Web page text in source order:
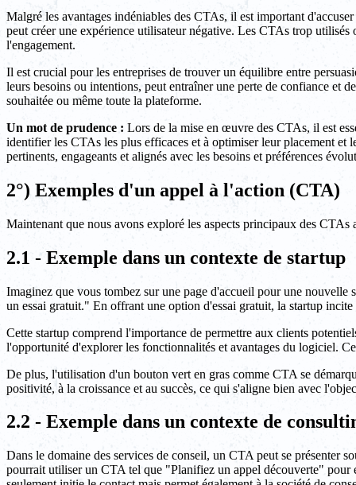
Malgré les avantages indéniables des CTAs, il est important
peut créer une expérience utilisateur négative. Les CTAs trop
l'engagement.
Il est crucial pour les entreprises de trouver un équilibre entre
leurs besoins ou intentions, peut entraîner une perte de confiance et
souhaitée ou même toute la plateforme.
Un mot de prudence : Lors de la mise en œuvre des CTAs, il est
identifier les CTAs les plus efficaces et à optimiser leur placement et
pertinents, engageants et alignés avec les besoins et préférences
2°) Exemples d'un appel à l'action (CTA)
Maintenant que nous avons exploré les aspects principaux des
2.1 - Exemple dans un contexte de startup
Imaginez que vous tombez sur une page d'accueil pour une
un essai gratuit." En offrant une option d'essai gratuit, la startup
Cette startup comprend l'importance de permettre aux clients
l'opportunité d'explorer les fonctionnalités et avantages du logiciel.
De plus, l'utilisation d'un bouton vert en gras comme CTA se
positivité, à la croissance et au succès, ce qui s'aligne bien avec
2.2 - Exemple dans un contexte de
Dans le domaine des services de conseil, un CTA peut se présenter
pourrait utiliser un CTA tel que "Planifiez un appel découverte" pour